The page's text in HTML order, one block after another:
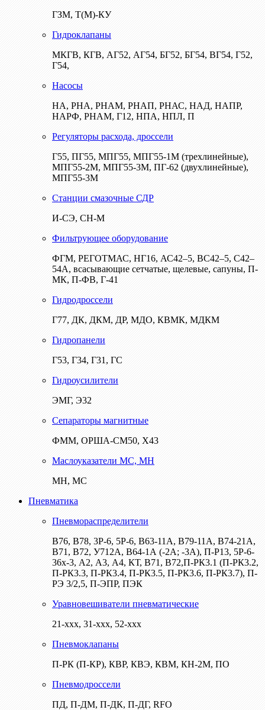
ГЗМ, Т(М)-КУ
Гидроклапаны
МКГВ, КГВ, АГ52, АГ54, БГ52, БГ54, ВГ54, Г52,
Г54,
Насосы
НА, РНА, РНАМ, РНАП, РНАС, НАД, НАПР,
НАРФ, РНАМ, Г12, НПА, НПЛ, П
Регуляторы расхода, дроссели
Г55, ПГ55, МПГ55, МПГ55-1М (трехлинейные),
МПГ55-2М, МПГ55-3М, ПГ-62 (двухлинейные),
МПГ55-3М
Станции смазочные СДР
И-СЭ, СН-М
Фильтрующее оборудование
ФГМ, РЕГОТМАС, НГ16, АС42–5, ВС42–5, С42–
54А, всасывающие сетчатые, щелевые, сапуны, П-
МК, П-ФВ, Г-41
Гидродроссели
Г77, ДК, ДКМ, ДР, МДО, КВМК, МДКМ
Гидропанели
Г53, Г34, Г31, ГС
Гидроусилители
ЭМГ, Э32
Сепараторы магнитные
ФММ, ОРША-СМ50, Х43
Маслоуказатели МС, МН
МН, МС
Пневматика
Пневмораспределители
В76, В78, 3Р-6, 5Р-6, В63-11А, В79-11А, В74-21А,
В71, В72, У712А, В64-1А (-2А; -3А), П-Р13, 5Р-6-
36х-3, А2, А3, А4, КТ, В71, В72,П-РК3.1 (П-РК3.2,
П-РК3.3, П-РК3.4, П-РК3.5, П-РК3.6, П-РК3.7), П-
РЭ 3/2,5, П-ЭПР, ПЭК
Уравновешиватели пневматические
21-ххх, 31-ххх, 52-ххх
Пневмоклапаны
П-РК (П-КР), КВР, КВЭ, КВМ, КН-2М, ПО
Пневмодроссели
ПД, П-ДМ, П-ДК, П-ДГ, RFO